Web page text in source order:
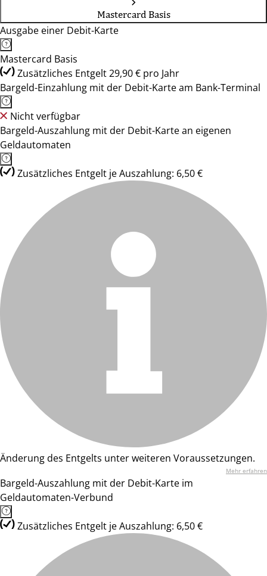
Mastercard Basis
Ausgabe einer Debit-Karte
Mastercard Basis
Zusätzliches Entgelt 29,90 € pro Jahr
Bargeld-Einzahlung mit der Debit-Karte am Bank-Terminal
Nicht verfügbar
Bargeld-Auszahlung mit der Debit-Karte an eigenen
Geldautomaten
Zusätzliches Entgelt je Auszahlung: 6,50 €
Änderung des Entgelts unter weiteren Voraussetzungen.
Mehr erfahren
Bargeld-Auszahlung mit der Debit-Karte im
Geldautomaten-Verbund
Zusätzliches Entgelt je Auszahlung: 6,50 €